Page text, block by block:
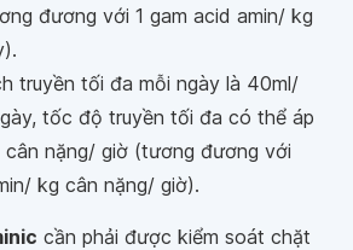
đương với 1 gam acid amin/ kg
truyền tối đa mỗi ngày là 40ml/
tốc độ truyền tối đa có thể áp
cân nặng/ giờ (tương đương với
kg cân nặng/ giờ).
cần phải được kiểm soát chặt